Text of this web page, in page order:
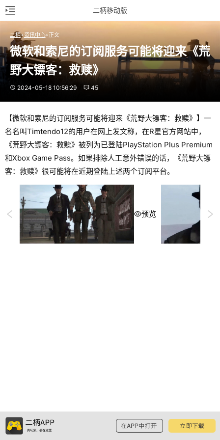
二柄移动版
二柄 资讯中心 正文
微软和索尼的订阅服务可能将迎来《荒
野大镖客：救赎》
2024-05-18 10:56:29 45
【微软和索尼的订阅服务可能将迎来《荒野大镖客：救赎》】一
名名叫Timtendo12的用户在网上发文称，在R星官方网站中，
《荒野大镖客：救赎》被列为已登陆PlayStation Plus Premium
和Xbox Game Pass。如果排除人工意外错误的话，《荒野大镖
客：救赎》很可能将在近期登陆上述两个订阅平台。
预览